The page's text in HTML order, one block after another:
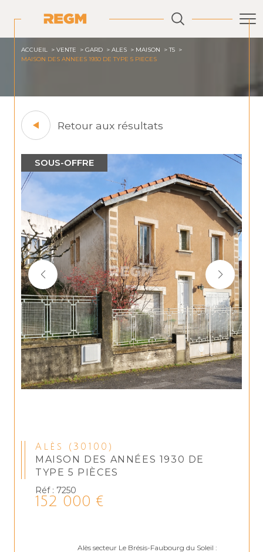
ACCUEIL VENTE GARD ALES MAISON
T5
MAISON DES ANNEES 1930 DE TYPE 5 PIECES
Retour aux résultats
SOUS-OFFRE
Alès (30100)
MAISON DES ANNÉES 1930 DE
TYPE 5 PIÈCES
Réf : 7250
152 000 €